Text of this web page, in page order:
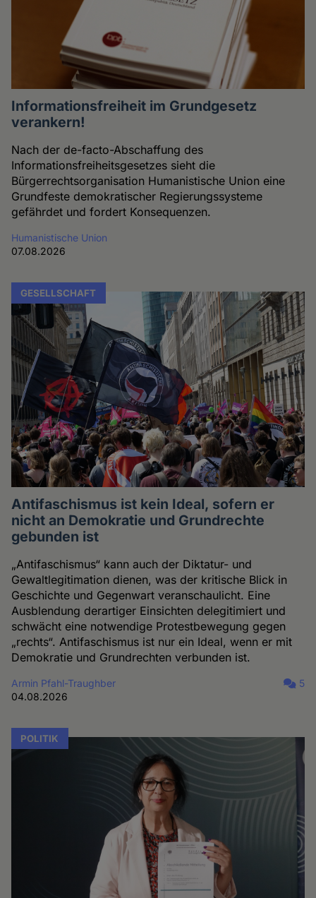
Informationsfreiheit im Grundgesetz
verankern!
Nach der de-facto-Abschaffung des
Informationsfreiheitsgesetzes sieht die
Bürgerrechtsorganisation Humanistische Union eine
Grundfeste demokratischer Regierungssysteme
gefährdet und fordert Konsequenzen.
Humanistische Union
07.08.2026
GESELLSCHAFT
Antifaschismus ist kein Ideal, sofern er
nicht an Demokratie und Grundrechte
gebunden ist
„Antifaschismus“ kann auch der Diktatur- und
Gewaltlegitimation dienen, was der kritische Blick in
Geschichte und Gegenwart veranschaulicht. Eine
Ausblendung derartiger Einsichten delegitimiert und
schwächt eine notwendige Protestbewegung gegen
„rechts“. Antifaschismus ist nur ein Ideal, wenn er mit
Demokratie und Grundrechten verbunden ist.
Armin Pfahl-Traughber
04.08.2026
5
POLITIK